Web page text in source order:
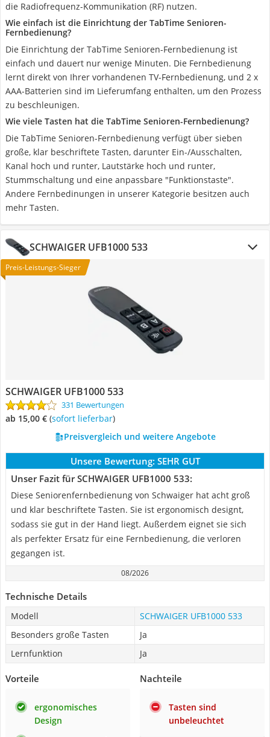
die Radiofrequenz-Kommunikation (RF) nutzen.
Wie einfach ist die Einrichtung der TabTime Senioren-
Fernbedienung?
Die Einrichtung der TabTime Senioren-Fernbedienung ist
einfach und dauert nur wenige Minuten. Die Fernbedienung
lernt direkt von Ihrer vorhandenen TV-Fernbedienung, und 2 x
AAA-Batterien sind im Lieferumfang enthalten, um den Prozess
zu beschleunigen.
Wie viele Tasten hat die TabTime Senioren-Fernbedienung?
Die TabTime Senioren-Fernbedienung verfügt über sieben
große, klar beschriftete Tasten, darunter Ein-/Ausschalten,
Kanal hoch und runter, Lautstärke hoch und runter,
Stummschaltung und eine anpassbare "Funktionstaste".
Andere Fernbedinungen in unserer Kategorie besitzen auch
mehr Tasten.
SCHWAIGER UFB1000 533
Preis-Leistungs-Sieger
SCHWAIGER UFB1000 533
331 Bewertungen
ab 15,00 € ( Sofort lieferbar)
Preisvergleich und weitere Angebote
Unsere Bewertung: SEHR GUT
Unser Fazit für SCHWAIGER UFB1000 533:
Diese Seniorenfernbedienung von Schwaiger hat acht groß
und klar beschriftete Tasten. Sie ist ergonomisch designt,
sodass sie gut in der Hand liegt. Außerdem eignet sie sich
als perfekter Ersatz für eine Fernbedienung, die verloren
gegangen ist.
08/2026
Technische Details
Modell
SCHWAIGER UFB1000 533
Besonders große Tasten
Ja
Lernfunktion
Ja
Vorteile
ergonomisches
Design
Nachteile
Tasten sind
unbeleuchtet